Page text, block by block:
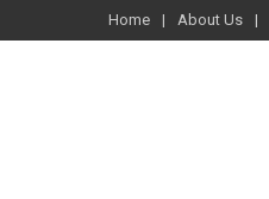
Home About Us